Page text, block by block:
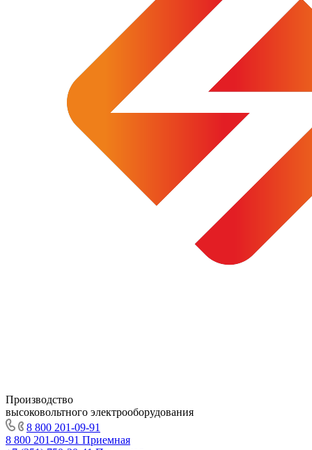
Производство
высоковольтного электрооборудования
8 800 201-09-91
8 800 201-09-91 Приемная